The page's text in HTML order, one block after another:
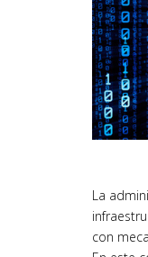
La
con